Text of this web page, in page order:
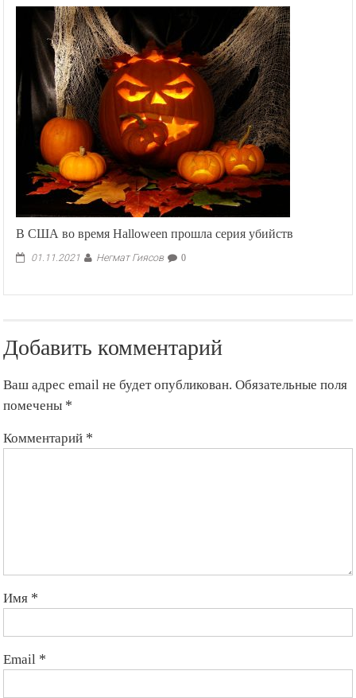
В США во время Halloween прошла серия убийств
01.11.2021 Негмат Гиясов 0
Добавить комментарий
Ваш адрес email не будет опубликован. Обязательные поля
помечены *
Комментарий *
Имя *
Email *